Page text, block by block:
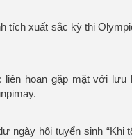
tích xuất sắc kỳ thi
hoan gặp mặt với
ngày hội tuyển sinh “Khi